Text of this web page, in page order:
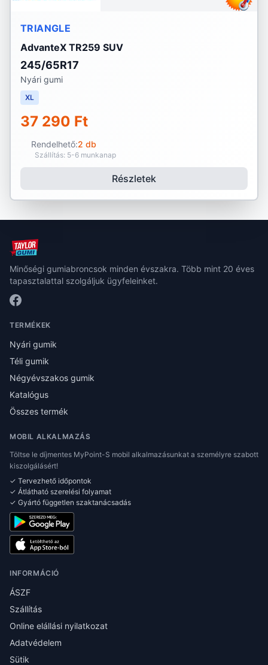
TRIANGLE
AdvanteX TR259 SUV
245/65R17
Nyári gumi
XL
37 290 Ft
Rendelhető:2 db
Szállítás: 5-6 munkanap
Részletek
Minőségi gumiabroncsok minden évszakra. Több mint 20 éves
tapasztalattal szolgáljuk ügyfeleinket.
TERMÉKEK
Nyári gumik
Téli gumik
Négyévszakos gumik
Katalógus
Összes termék
MOBIL ALKALMAZÁS
Töltse le díjmentes MyPoint-S mobil alkalmazásunkat a személyre szabott
kiszolgálásért!
✓ Tervezhető időpontok
✓ Átlátható szerelési folyamat
✓ Gyártó független szaktanácsadás
INFORMÁCIÓ
ÁSZF
Szállítás
Online elállási nyilatkozat
Adatvédelem
Sütik